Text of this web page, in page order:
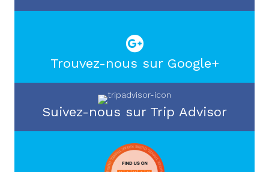
Trouvez-nous sur Google+
Suivez-nous sur Trip Advisor